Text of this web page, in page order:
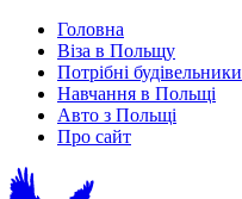
Головна
Віза в Польщу
Потрібні будівельники
Навчання в Польщі
Авто з Польщі
Про сайт